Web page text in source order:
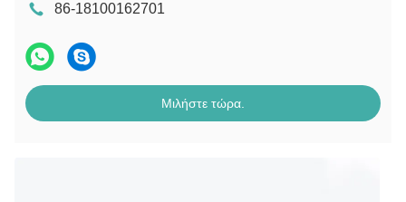
86-18100162701
Μιλήστε τώρα.